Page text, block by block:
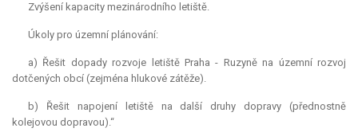
Zvýšení kapacity mezinárodního letiště.
Úkoly pro územní plánování:
a) Řešit dopady rozvoje letiště Praha - Ruzyně na územní rozvoj
dotčených obcí (zejména hlukové zátěže).
b) Řešit napojení letiště na další druhy dopravy (přednostně
kolejovou dopravou).“